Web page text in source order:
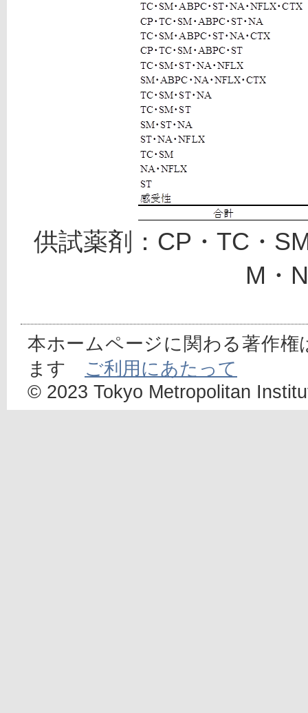
供試薬剤：CP・TC・
M・
本ホームページに関わる著作
ます ご利用にあたって
© 2023 Tokyo Metropolitan